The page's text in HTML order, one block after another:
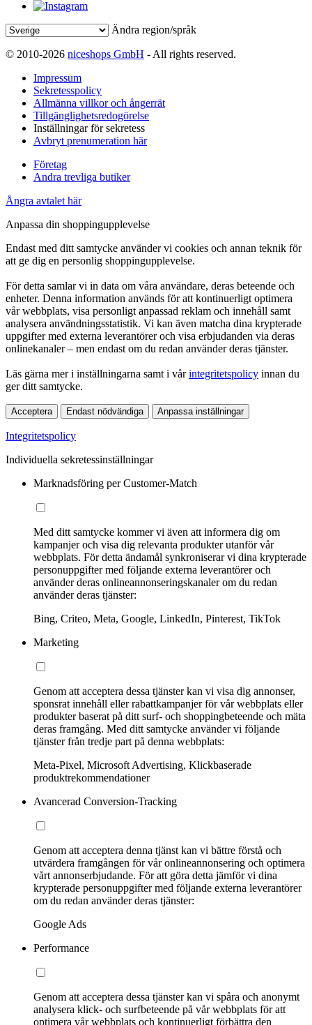
Ändra region/språk
© 2010-2026 niceshops GmbH - All rights reserved.
Impressum
Sekretesspolicy
Allmänna villkor och ångerrät
Tillgänglighetsredogörelse
Inställningar för sekretess
Avbryt prenumeration här
Företag
Andra trevliga butiker
Ångra avtalet här
Anpassa din shoppingupplevelse
Endast med ditt samtycke använder vi cookies och annan teknik för
att ge dig en personlig shoppingupplevelse.
För detta samlar vi in data om våra användare, deras beteende och
enheter. Denna information används för att kontinuerligt optimera
vår webbplats, visa personligt anpassad reklam och innehåll samt
analysera användningsstatistik. Vi kan även matcha dina krypterade
uppgifter med externa leverantörer och visa erbjudanden via deras
onlinekanaler – men endast om du redan använder deras tjänster.
Läs gärna mer i inställningarna samt i vårintegritetspolicy innan du
ger ditt samtycke.
Acceptera Endast nödvändiga Anpassa inställningar
Integritetspolicy
Individuella sekretessinställningar
Marknadsföring per Customer-Match
Med ditt samtycke kommer vi även att informera dig om
kampanjer och visa dig relevanta produkter utanför vår
webbplats. För detta ändamål synkroniserar vi dina krypterade
personuppgifter med följande externa leverantörer och
använder deras onlineannonseringskanaler om du redan
använder deras tjänster:
Bing, Criteo, Meta, Google, LinkedIn, Pinterest, TikTok
Marketing
Genom att acceptera dessa tjänster kan vi visa dig annonser,
sponsrat innehåll eller rabattkampanjer för vår webbplats eller
produkter baserat på ditt surf- och shoppingbeteende och mäta
deras framgång. Med ditt samtycke använder vi följande
tjänster från tredje part på denna webbplats:
Meta-Pixel, Microsoft Advertising, Klickbaserade
produktrekommendationer
Avancerad Conversion-Tracking
Genom att acceptera denna tjänst kan vi bättre förstå och
utvärdera framgången för vår onlineannonsering och optimera
vårt annonserbjudande. För att göra detta jämför vi dina
krypterade personuppgifter med följande externa leverantörer
om du redan använder deras tjänster:
Google Ads
Performance
Genom att acceptera dessa tjänster kan vi spåra och anonymt
analysera klick- och surfbeteende på vår webbplats för att
optimera vår webbplats och kontinuerligt förbättra den